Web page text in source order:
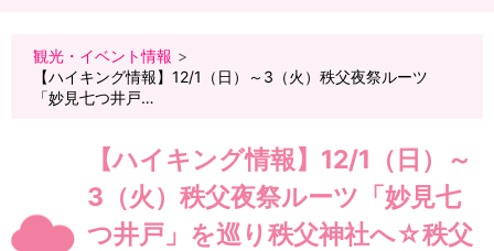
観光・イベント情報
【ハイキング情報】12/1（日）～3（火）秩父夜祭ルーツ
「妙見七つ井戸…
【ハイキング情報】12/1（日）～
3（火）秩父夜祭ルーツ「妙見七
つ井戸」を巡り秩父神社へ☆秩父